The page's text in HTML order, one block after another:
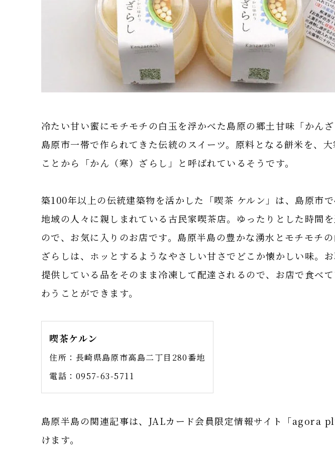
冷たい甘い蜜にモチモチの白玉を浮かべた島原の郷土甘味「かん
島原市一帯で作られてきた伝統のスイーツ。原料となる餅米を、
ことから「かん（寒）ざらし」と呼ばれているそうです。
築100年以上の伝統建築物を活かした「喫茶 ケルン」は、島原市
地域の人々に親しまれている古民家喫茶店。ゆったりとした時間
ので、お気に入りのお店です。島原半島の豊かな湧水とモチモチ
ざらしは、ホッとするようなやさしい甘さでどこか懐かしい味。
提供している品をそのまま冷凍して配達されるので、お店で食べ
わうことができます。
喫茶ケルン
住所：長崎県島原市高島二丁目280番地
電話：0957-63-5711
島原半島の関連記事は、JALカード会員限定情報サイト「agora
けます。